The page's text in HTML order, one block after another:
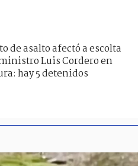
de asalto afectó a escolta
Luis Cordero en
hay 5 detenidos